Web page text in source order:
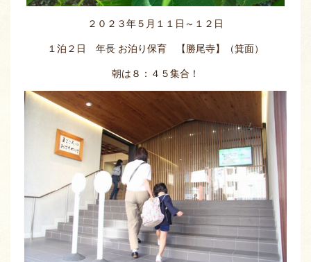
２０２３年５月１１日～１２日
１泊２日 年長 お泊り保育 【勝尾寺】（箕面）
朝は８：４５集合！